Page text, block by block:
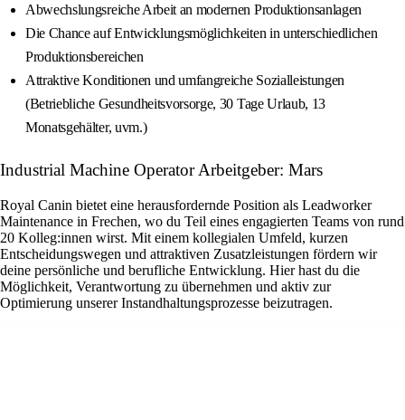
Abwechslungsreiche Arbeit an modernen Produktionsanlagen
Die Chance auf Entwicklungsmöglichkeiten in unterschiedlichen
Produktionsbereichen
Attraktive Konditionen und umfangreiche Sozialleistungen
(Betriebliche Gesundheitsvorsorge, 30 Tage Urlaub, 13
Monatsgehälter, uvm.)
Industrial Machine Operator Arbeitgeber: Mars
Royal Canin bietet eine herausfordernde Position als Leadworker
Maintenance in Frechen, wo du Teil eines engagierten Teams von rund
20 Kolleg:innen wirst. Mit einem kollegialen Umfeld, kurzen
Entscheidungswegen und attraktiven Zusatzleistungen fördern wir
deine persönliche und berufliche Entwicklung. Hier hast du die
Möglichkeit, Verantwortung zu übernehmen und aktiv zur
Optimierung unserer Instandhaltungsprozesse beizutragen.